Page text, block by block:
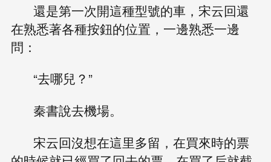
還是第一次開這種型號的車，宋云回還
在熟悉著各種按鈕的位置，一邊熟悉一邊
問：
“去哪兒？”
秦書說去機場。
宋云回沒想在這里多留，在買來時的票